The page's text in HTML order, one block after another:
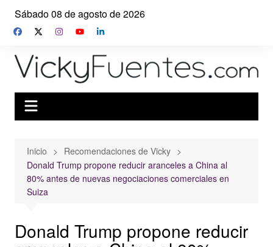
Saltar
contenido
Sábado 08 de agosto de 2026
Inicio
Recomendaciones de Vicky
Donald Trump propone reducir aranceles a China al
80% antes de nuevas negociaciones comerciales en
Suiza
Donald Trump propone reducir